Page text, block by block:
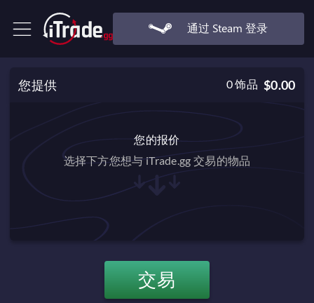
通过 Steam 登录
您提供 0饰品 $0.00
您的报价
选择下方您想与 iTrade.gg 交易的物品
交易
$0.00